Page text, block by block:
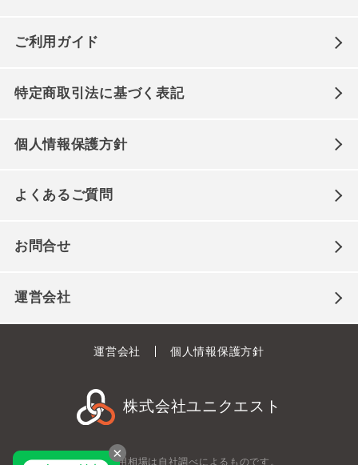
ご利用ガイド
特定商取引法に基づく表記
個人情報保護方針
よくあるご質問
お問合せ
運営会社
株式会社ユニクエスト
運営会社 個人情報保護方針
※本サイト内掲載の費用相場は自社調べによるものです。
×